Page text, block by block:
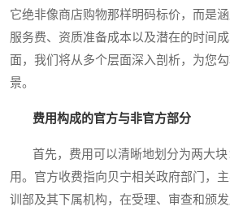
它绝非像商店购物那样明码标价，而是
服务费、资质准备成本以及潜在的时间
面，我们将从多个层面深入剖析，为您
景。
费用构成的官方与非官方部分
首先，费用可以清晰地划分为两大块
用。官方收费指向贝宁相关政府部门，
训部及其下属机构，在受理、审查和颁